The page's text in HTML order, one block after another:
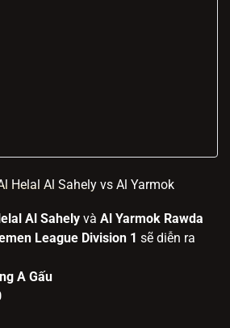
Helal Al Sahely vs Al Yarmok
Al Sahely và Al Yarmok Rawda
League Division 1 sẽ diễn ra
A Gấu